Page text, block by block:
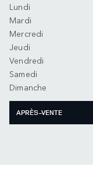
Lundi
Mardi
Mercredi
Jeudi
Vendredi
Samedi
Dimanche
APRÈS-VENTE